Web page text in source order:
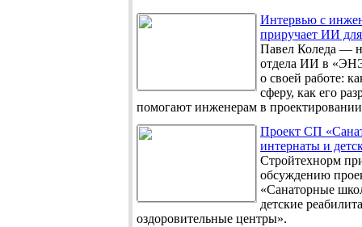
Интервью с
приручает ИИ
Павел Коледа —
отдела ИИ в
о своей работе:
сферу, как его
помогают инженерам в
Проект СП
интернаты и
Стройтехнорм
обсуждению
«Санаторные
детские
оздоровительные центры».